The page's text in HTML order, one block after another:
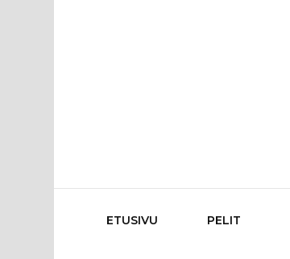
ETUSIVU PELIT